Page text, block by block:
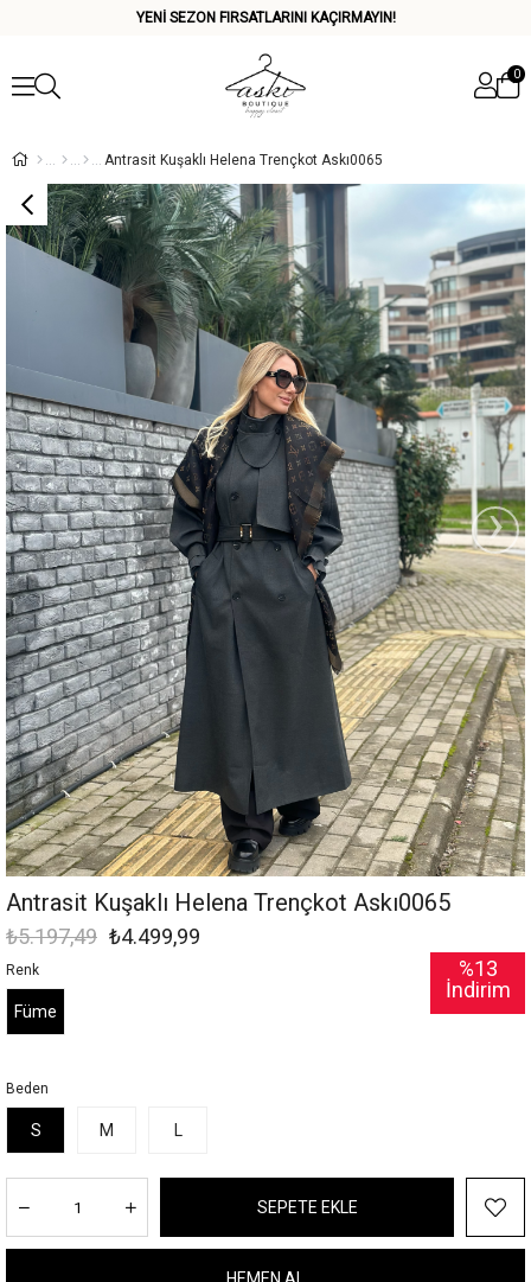
YENİ SEZON FIRSATLARINI KAÇIRMAYIN!
0
Antrasit Kuşaklı Helena Trençkot Askı0065
›
Antrasit Kuşaklı Helena Trençkot Askı0065
₺5.197,49 ₺4.499,99
Renk
Füme
Beden
S M L
%13
İndirim